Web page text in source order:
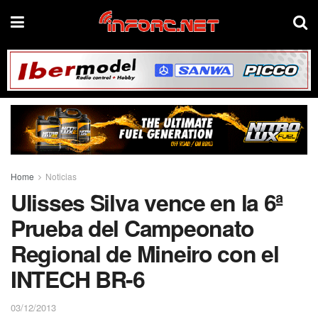
Home Noticias
Ulisses Silva vence en la 6ª
Prueba del Campeonato
Regional de Mineiro con el
INTECH BR-6
03/12/2013